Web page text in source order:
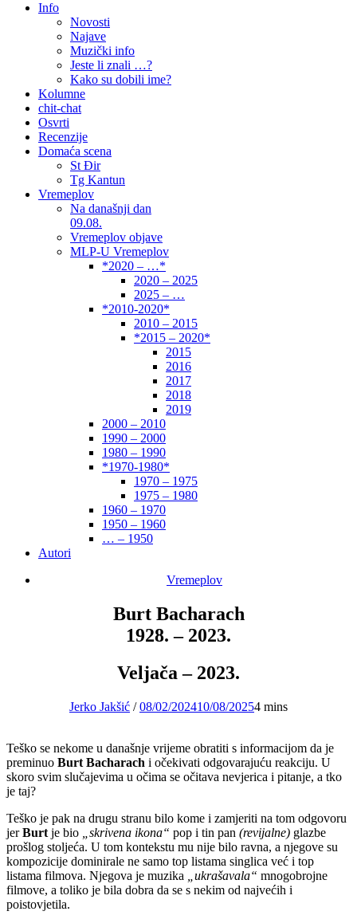
Autori
Info
Novosti
Najave
Muzički info
Jeste li znali …?
Kako su dobili ime?
Kolumne
chit-chat
Osvrti
Recenzije
Domaća scena
St Đir
Tg Kantun
Vremeplov
Na današnji dan
09.08.
Vremeplov objave
MLP-U Vremeplov
*2020 – …*
2020 – 2025
2025 – …
*2010-2020*
2010 – 2015
*2015 – 2020*
2015
2016
2017
2018
2019
2000 – 2010
1990 – 2000
1980 – 1990
*1970-1980*
1970 – 1975
1975 – 1980
1960 – 1970
1950 – 1960
… – 1950
Autori
Vremeplov
Burt Bacharach
1928. – 2023.
Veljača – 2023.
Jerko Jakšić /08/02/202410/08/20254 mins
Teško se nekome u današnje vrijeme obratiti s informacijom da je
preminuo Burt Bacharach i očekivati odgovarajuću reakciju. U
skoro svim slučajevima u očima se očitava nevjerica i pitanje, a tko
je taj?
Teško je pak na drugu stranu bilo kome i zamjeriti na tom odgovoru
jerBurt je bio „skrivena ikona“ pop i tin pan (revijalne) glazbe
prošlog stoljeća. U tom kontekstu mu nije bilo ravna, a njegove su
kompozicije dominirale ne samo top listama singlica već i top
listama filmova. Njegova je muzika „ukrašavala“ mnogobrojne
filmove, a toliko je bila dobra da se s nekim od najvećih i
poistovjetila.